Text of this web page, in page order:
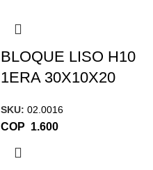
BLOQUE LISO H10
1ERA 30X10X20
SKU: 02.0016
COP